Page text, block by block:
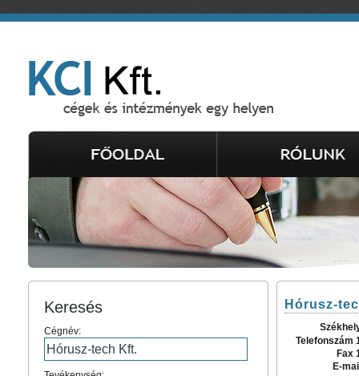
Keresés
Cégnév:
Hórusz-
Telefonszám
Fax
E-